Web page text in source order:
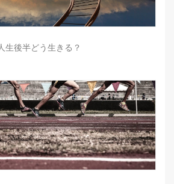
生後半どう生きる？